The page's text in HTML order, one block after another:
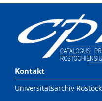
Kontakt
Universitätsarchiv Rostock